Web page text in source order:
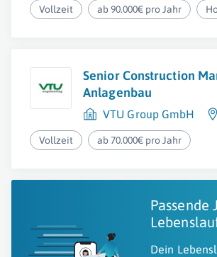
Vollzeit ab 90.000€ pro Jahr
Senior Construction
Anlagenbau
VTU Group GmbH
Vollzeit ab 70.000€ pro Jahr
Passende
Dein